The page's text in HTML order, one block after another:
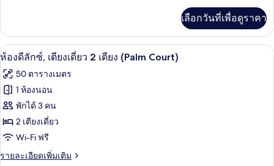
เตียง
คิง
ไซส์
1
เตียง
(Palm
Court)
เกี่ยว
กับ
ห้อง
ลัก
ซ์,
คิง
ไซส์
เตียง
(Palm
เลือกวันที่เพื่อดูราคา
เปิด
ภาพถ่าย
ทั้งหมด
ของ
ห้อง
ดี
ลัก
มินิบาร์, ตู้นิรภัยในห้องพัก, โต๊ะทำงาน,
6
ห้องดีลักซ์, เตียงเดี่ยว 2 เตียง (Palm Court)
50 ตารางเมตร
1 ห้องนอน
พักได้ 3 คน
2 เตียงเดี่ยว
Wi-Fi ฟรี
รายละเอียดเพิ่มเติม
ราย